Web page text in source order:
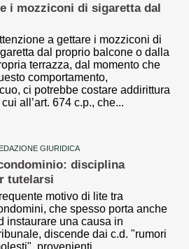
i mozziconi di sigaretta dal
a gettare i mozziconi di
dal proprio balcone o dalla
terrazza, dal momento che
comportamento,
ci potrebbe costare addirittura
all’art. 674 c.p., che...
GIURIDICA
disciplina
tutelarsi
motivo di lite tra
che spesso porta anche
instaurare una causa in
discende dai c.d. "rumori